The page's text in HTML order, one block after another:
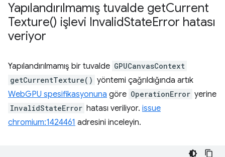
Yapılandırılmamış tuvalde getCurrent
Texture() işlevi InvalidStateError hatası
veriyor
Yapılandırılmamış bir tuvalde GPUCanvasContext
getCurrentTexture() yöntemi çağrıldığında artık
WebGPU spesifikasyonuna göre OperationError yerine
InvalidStateError hatası veriliyor. issue
chromium:1424461 adresini inceleyin.